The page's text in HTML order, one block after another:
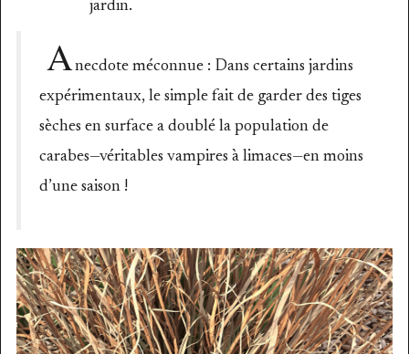
jardin.
Anecdote méconnue : Dans certains jardins
expérimentaux, le simple fait de garder des tiges
sèches en surface a doublé la population de
carabes—véritables vampires à limaces—en moins
d’une saison !